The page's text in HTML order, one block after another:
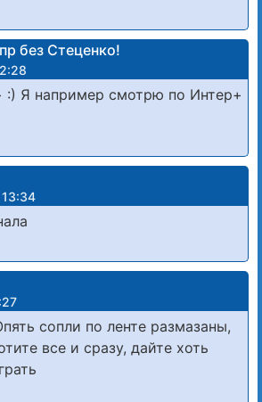
без Стеценко!
:) Я например смотрю по Интер+
13:34
сопли по ленте размазаны,
все и сразу, дайте хоть